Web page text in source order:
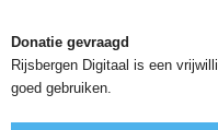
Donatie gevraagd
Rijsbergen Digitaal is een
goed gebruiken.